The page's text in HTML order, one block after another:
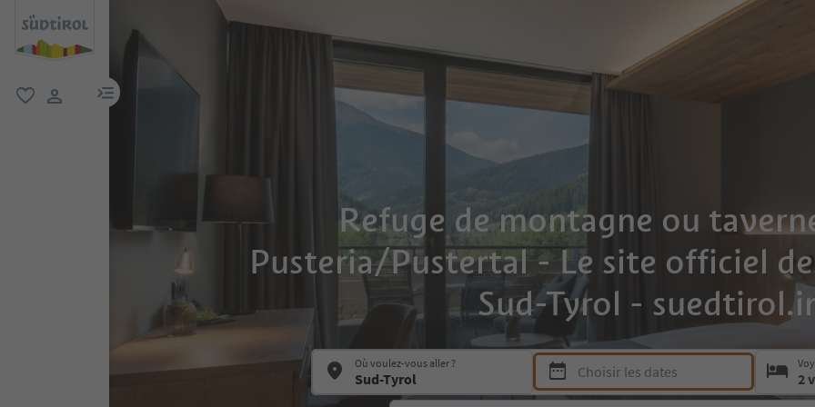
lien menu
Refuge de montagne ou
Pusteria/Pustertal - Le site officiel
Sud-Tyrol -
Où voulez-vous aller ? Choisir les dates
Press Space or Enter to open the date picker
2